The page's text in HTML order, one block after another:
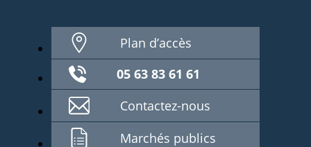
Plan d’accès
05 63 83 61 61
Contactez-nous
Marchés publics